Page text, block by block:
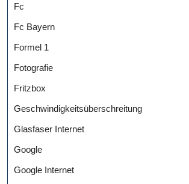
Fc
Fc Bayern
Formel 1
Fotografie
Fritzbox
Geschwindigkeitsüberschreitung
Glasfaser Internet
Google
Google Internet